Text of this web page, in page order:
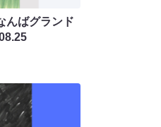
んばグランド